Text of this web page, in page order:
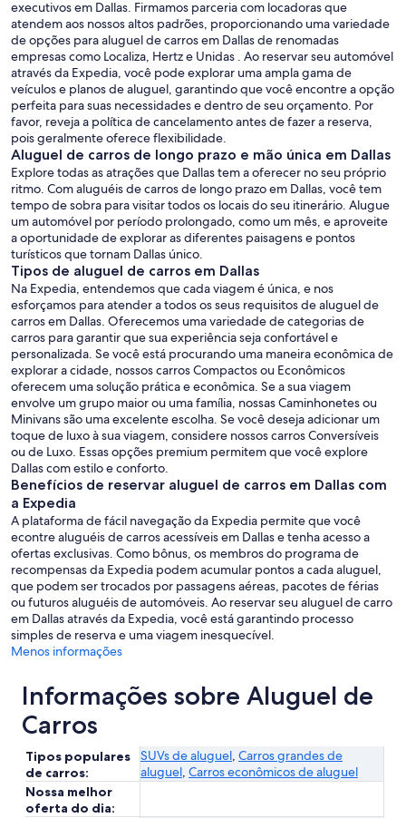
executivos em Dallas. Firmamos parceria com locadoras que
atendem aos nossos altos padrões, proporcionando uma variedade
de opções para aluguel de carros em Dallas de renomadas
empresas como Localiza, Hertz e Unidas . Ao reservar seu automóvel
através da Expedia, você pode explorar uma ampla gama de
veículos e planos de aluguel, garantindo que você encontre a opção
perfeita para suas necessidades e dentro de seu orçamento. Por
favor, reveja a política de cancelamento antes de fazer a reserva,
pois geralmente oferece flexibilidade.
Aluguel de carros de longo prazo e mão única em Dallas
Explore todas as atrações que Dallas tem a oferecer no seu próprio
ritmo. Com aluguéis de carros de longo prazo em Dallas, você tem
tempo de sobra para visitar todos os locais do seu itinerário. Alugue
um automóvel por período prolongado, como um mês, e aproveite
a oportunidade de explorar as diferentes paisagens e pontos
turísticos que tornam Dallas único.
Tipos de aluguel de carros em Dallas
Na Expedia, entendemos que cada viagem é única, e nos
esforçamos para atender a todos os seus requisitos de aluguel de
carros em Dallas. Oferecemos uma variedade de categorias de
carros para garantir que sua experiência seja confortável e
personalizada. Se você está procurando uma maneira econômica de
explorar a cidade, nossos carros Compactos ou Econômicos
oferecem uma solução prática e econômica. Se a sua viagem
envolve um grupo maior ou uma família, nossas Caminhonetes ou
Minivans são uma excelente escolha. Se você deseja adicionar um
toque de luxo à sua viagem, considere nossos carros Conversíveis
ou de Luxo. Essas opções premium permitem que você explore
Dallas com estilo e conforto.
Benefícios de reservar aluguel de carros em Dallas com
a Expedia
A plataforma de fácil navegação da Expedia permite que você
econtre aluguéis de carros acessíveis em Dallas e tenha acesso a
ofertas exclusivas. Como bônus, os membros do programa de
recompensas da Expedia podem acumular pontos a cada aluguel,
que podem ser trocados por passagens aéreas, pacotes de férias
ou futuros aluguéis de automóveis. Ao reservar seu aluguel de carro
em Dallas através da Expedia, você está garantindo processo
simples de reserva e uma viagem inesquecível.
Menos informações
Informações sobre Aluguel de
Carros
Tipos populares
de carros:
SUVs de aluguel, Carros grandes de
aluguel, Carros econômicos de aluguel
Nossa melhor
oferta do dia: